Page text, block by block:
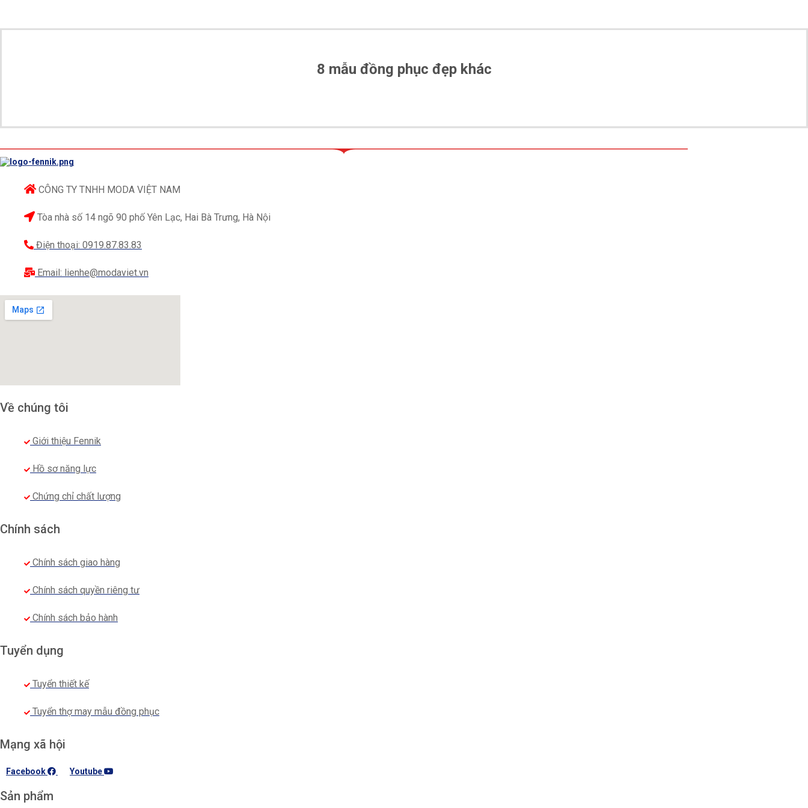
8 mẫu đồng phục đẹp khác
CÔNG TY TNHH MODA VIỆT NAM
Tòa nhà số 14 ngõ 90 phố Yên Lạc, Hai Bà Trưng, Hà Nội
Điện thoại: 0919.87.83.83
Email: lienhe@modaviet.vn
Về chúng tôi
Giới thiệu Fennik
Hồ sơ năng lực
Chứng chỉ chất lượng
Chính sách
Chính sách giao hàng
Chính sách quyền riêng tư
Chính sách bảo hành
Tuyển dụng
Tuyển thiết kế
Tuyển thợ may mẫu đồng phục
Mạng xã hội
Facebook Youtube
Sản phẩm